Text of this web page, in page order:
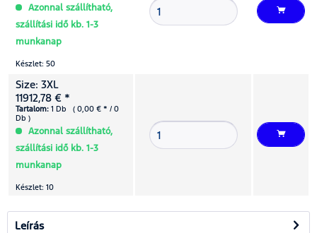
Azonnal szállítható,
szállítási idő kb. 1-3
munkanap
Készlet: 50
Size: 3XL
11912,78 € *
Tartalom: 1 Db ( 0,00 € * / 0
Db )
Azonnal szállítható,
szállítási idő kb. 1-3
munkanap
Készlet: 10
Leírás